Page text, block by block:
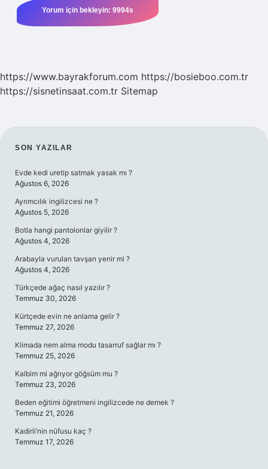
https://www.bayrakforum.com https://bosieboo.com.tr
https://sisnetinsaat.com.tr Sitemap
SIDEBAR
SON YAZILAR
Evde kedi uretip satmak yasak mı ?
Ağustos 6, 2026
Ayrımcılık ingilizcesi ne ?
Ağustos 5, 2026
Botla hangi pantolonlar giyilir ?
Ağustos 4, 2026
Arabayla vurulan tavşan yenir mi ?
Ağustos 4, 2026
Türkçede ağaç nasıl yazılır ?
Temmuz 30, 2026
Kürtçede evin ne anlama gelir ?
Temmuz 27, 2026
Klimada nem alma modu tasarruf sağlar mı ?
Temmuz 25, 2026
Kalbim mi ağrıyor göğsüm mu ?
Temmuz 23, 2026
Beden eğitimi öğretmeni ingilizcede ne demek ?
Temmuz 21, 2026
Kadirli’nin nüfusu kaç ?
Temmuz 17, 2026